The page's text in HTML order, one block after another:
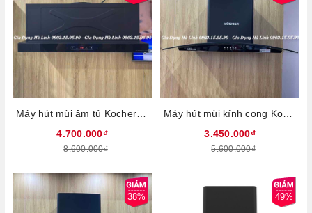
4.700.000₫
8.600.000₫
3.450.000₫
5.600.000₫
38% 49%